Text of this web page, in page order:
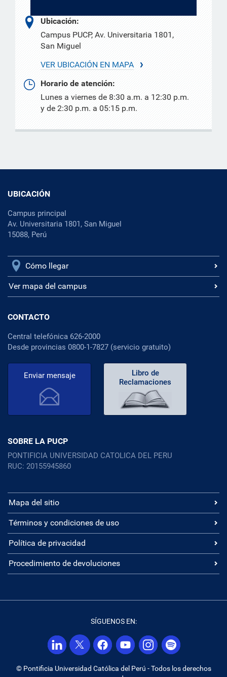
Ubicación:
Campus PUCP, Av. Universitaria 1801,
San Miguel
VER UBICACIÓN EN MAPA
Horario de atención:
Lunes a viernes de 8:30 a.m. a 12:30 p.m.
y de 2:30 p.m. a 05:15 p.m.
UBICACIÓN
Campus principal
Av. Universitaria 1801, San Miguel
15088, Perú
Cómo llegar
Ver mapa del campus
CONTACTO
Central telefónica 626-2000
Desde provincias 0800-1-7827 (servicio gratuito)
Enviar mensaje
Libro de
Reclamaciones
SOBRE LA PUCP
PONTIFICIA UNIVERSIDAD CATOLICA DEL PERU
RUC: 20155945860
Mapa del sitio
Términos y condiciones de uso
Política de privacidad
Procedimiento de devoluciones
SÍGUENOS EN:
© Pontificia Universidad Católica del Perú - Todos los derechos